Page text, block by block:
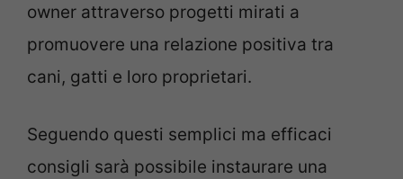
owner attraverso progetti mirati a
promuovere una relazione positiva tra
cani, gatti e loro proprietari.
Seguendo questi semplici ma efficaci
consigli sarà possibile instaurare una